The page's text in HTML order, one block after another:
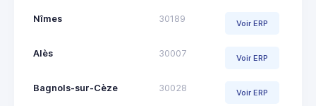
Nîmes 30189 Voir ERP
Alès 30007 Voir ERP
Bagnols-sur-Cèze 30028 Voir ERP